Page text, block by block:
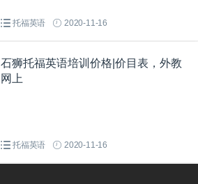
托福英语 2020-11-16
石狮托福英语培训价格|价目表，外教
网上
托福英语 2020-11-16